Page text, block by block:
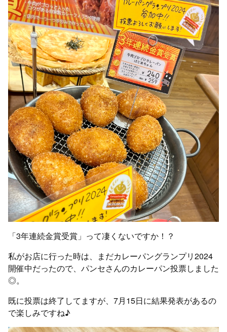
「3年連続金賞受賞」って凄くないですか！？
私がお店に行った時は、まだカレーパングランプリ2024
開催中だったので、パンセさんのカレーパン投票しました
◎。
既に投票は終了してますが、7月15日に結果発表があるの
で楽しみですね♪